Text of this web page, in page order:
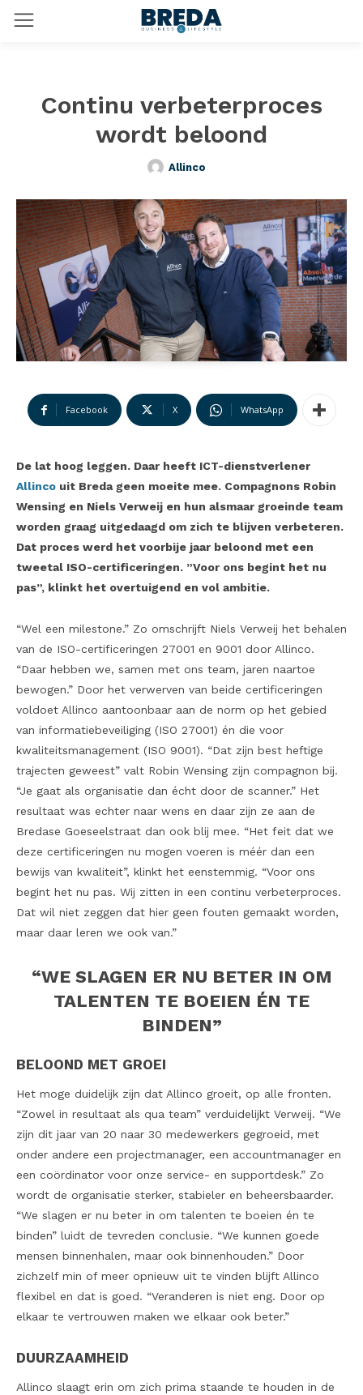
Continu verbeterproces
wordt beloond
Allinco
Facebook X WhatsApp
De lat hoog leggen. Daar heeft ICT-dienstverlener
Allinco uit Breda geen moeite mee. Compagnons Robin
Wensing en Niels Verweij en hun alsmaar groeinde team
worden graag uitgedaagd om zich te blijven verbeteren.
Dat proces werd het voorbije jaar beloond met een
tweetal ISO-certificeringen. ”Voor ons begint het nu
pas”, klinkt het overtuigend en vol ambitie.
“Wel een milestone.” Zo omschrijft Niels Verweij het behalen
van de ISO-certificeringen 27001 en 9001 door Allinco.
“Daar hebben we, samen met ons team, jaren naartoe
bewogen.” Door het verwerven van beide certificeringen
voldoet Allinco aantoonbaar aan de norm op het gebied
van informatiebeveiliging (ISO 27001) én die voor
kwaliteitsmanagement (ISO 9001). “Dat zijn best heftige
trajecten geweest” valt Robin Wensing zijn compagnon bij.
“Je gaat als organisatie dan écht door de scanner.” Het
resultaat was echter naar wens en daar zijn ze aan de
Bredase Goeseelstraat dan ook blij mee. “Het feit dat we
deze certificeringen nu mogen voeren is méér dan een
bewijs van kwaliteit”, klinkt het eenstemmig. “Voor ons
begint het nu pas. Wij zitten in een continu verbeterproces.
Dat wil niet zeggen dat hier geen fouten gemaakt worden,
maar daar leren we ook van.”
“WE SLAGEN ER NU BETER IN OM
TALENTEN TE BOEIEN ÉN TE
BINDEN”
BELOOND MET GROEI
Het moge duidelijk zijn dat Allinco groeit, op alle fronten.
“Zowel in resultaat als qua team” verduidelijkt Verweij. “We
zijn dit jaar van 20 naar 30 medewerkers gegroeid, met
onder andere een projectmanager, een accountmanager en
een coördinator voor onze service- en supportdesk.” Zo
wordt de organisatie sterker, stabieler en beheersbaarder.
“We slagen er nu beter in om talenten te boeien én te
binden” luidt de tevreden conclusie. “We kunnen goede
mensen binnenhalen, maar ook binnenhouden.” Door
zichzelf min of meer opnieuw uit te vinden blijft Allinco
flexibel en dat is goed. “Veranderen is niet eng. Door op
elkaar te vertrouwen maken we elkaar ook beter.”
DUURZAAMHEID
Allinco slaagt erin om zich prima staande te houden in de